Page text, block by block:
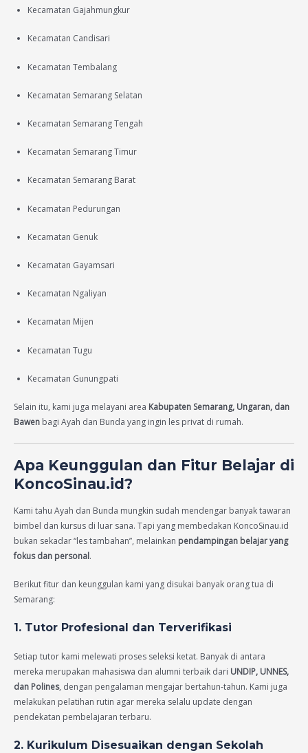
Kecamatan Gajahmungkur
Kecamatan Candisari
Kecamatan Tembalang
Kecamatan Semarang Selatan
Kecamatan Semarang Tengah
Kecamatan Semarang Timur
Kecamatan Semarang Barat
Kecamatan Pedurungan
Kecamatan Genuk
Kecamatan Gayamsari
Kecamatan Ngaliyan
Kecamatan Mijen
Kecamatan Tugu
Kecamatan Gunungpati
Selain itu, kami juga melayani area Kabupaten Semarang, Ungaran, dan
Bawen bagi Ayah dan Bunda yang ingin les privat di rumah.
Apa Keunggulan dan Fitur Belajar di
KoncoSinau.id?
Kami tahu Ayah dan Bunda mungkin sudah mendengar banyak tawaran
bimbel dan kursus di luar sana. Tapi yang membedakan KoncoSinau.id
bukan sekadar “les tambahan”, melainkan pendampingan belajar yang
fokus dan personal.
Berikut fitur dan keunggulan kami yang disukai banyak orang tua di
Semarang:
1. Tutor Profesional dan Terverifikasi
Setiap tutor kami melewati proses seleksi ketat. Banyak di antara
mereka merupakan mahasiswa dan alumni terbaik dari UNDIP, UNNES,
dan Polines, dengan pengalaman mengajar bertahun-tahun. Kami juga
melakukan pelatihan rutin agar mereka selalu update dengan
pendekatan pembelajaran terbaru.
2. Kurikulum Disesuaikan dengan Sekolah